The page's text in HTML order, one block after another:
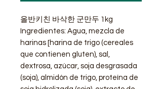
올반키친 바삭한 군만두 1kg
Ingredientes: Agua, mezcla de
harinas [harina de trigo (cereales
que contienen gluten), sal,
dextrosa, azúcar, soja desgrasada
(soja), almidón de trigo, proteína de